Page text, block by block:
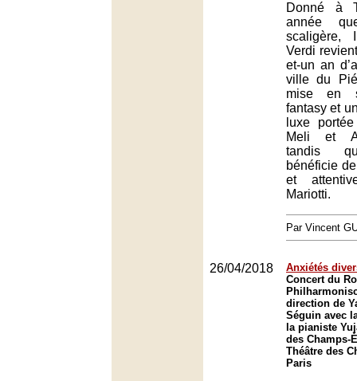
Donné à
année
scaligère,
Verdi
et-un an
ville du
mise en
fantasy et
luxe
Meli et
tandis
bénéficie
et
Mariotti.
Par Vincent
26/04/2018
Anxiétés
Concert du
direction de
Séguin avec
la pianiste
des Champs-
Théâtre des
Paris